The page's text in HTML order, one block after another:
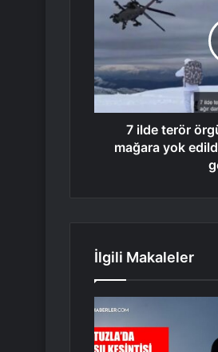
7 ilde terör
mağara yok
İlgili Makaleler